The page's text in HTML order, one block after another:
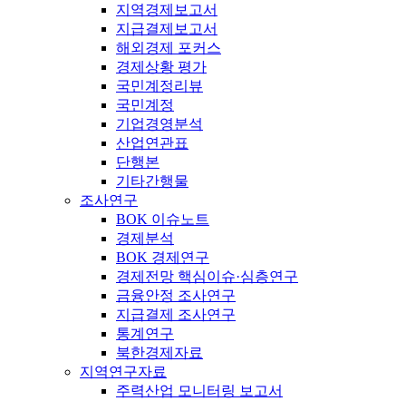
지역경제보고서
지급결제보고서
해외경제 포커스
경제상황 평가
국민계정리뷰
국민계정
기업경영분석
산업연관표
단행본
기타간행물
조사연구
BOK 이슈노트
경제분석
BOK 경제연구
경제전망 핵심이슈·심층연구
금융안정 조사연구
지급결제 조사연구
통계연구
북한경제자료
지역연구자료
주력산업 모니터링 보고서